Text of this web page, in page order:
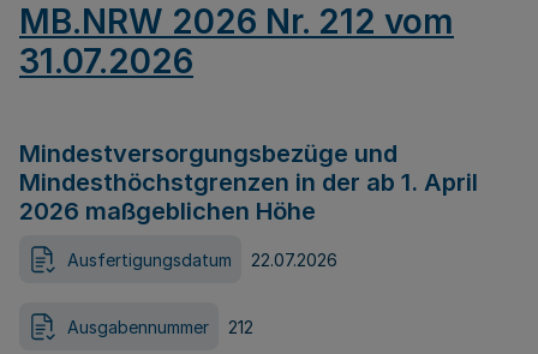
MB.NRW 2026 Nr. 212 vom
31.07.2026
Mindestversorgungsbezüge und
Mindesthöchstgrenzen in der ab 1. April
2026 maßgeblichen Höhe
Ausfertigungsdatum 22.07.2026
Ausgabennummer 212